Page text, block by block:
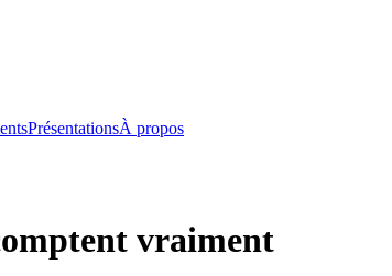
PrésentationsÀ propos
vraiment